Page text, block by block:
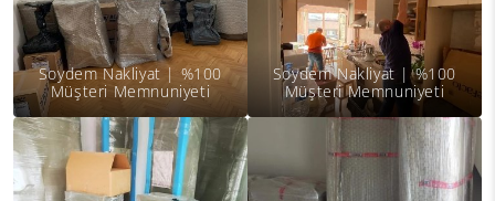
Soydem Nakliyat | %100
Müşteri Memnuniyeti
Soydem Nakliyat | %100
Müşteri Memnuniyeti